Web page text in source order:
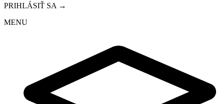
PRIHLÁSIŤ SA →
MENU